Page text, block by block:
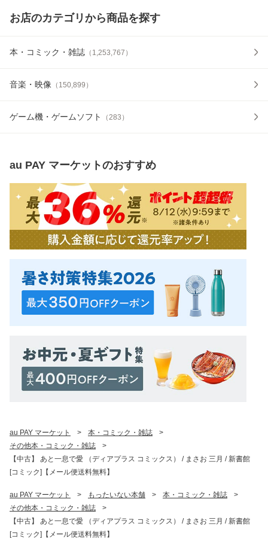
お店のカテゴリから商品を探す
本・コミック・雑誌 （ 1,253,767 ）
音楽・映像 （ 150,899 ）
ゲーム機・ゲームソフト （283 ）
au PAY マーケットのおすすめ
au PAY マーケット > 本・コミック・雑誌
>
その他本・コミック・雑誌
>
【中古】 あと一息で愛 （ディアプラス コミックス） / まさお 三月 / 新書館
[コミック]【メール便送料無料】
au PAY マーケット > もったいない本舗 > 本・コミック・雑誌
>
その他本・コミック・雑誌
>
【中古】 あと一息で愛 （ディアプラス コミックス） / まさお 三月 / 新書館
[コミック]【メール便送料無料】